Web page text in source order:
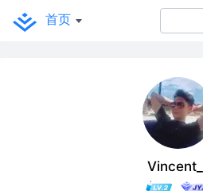
首页
Vincent__